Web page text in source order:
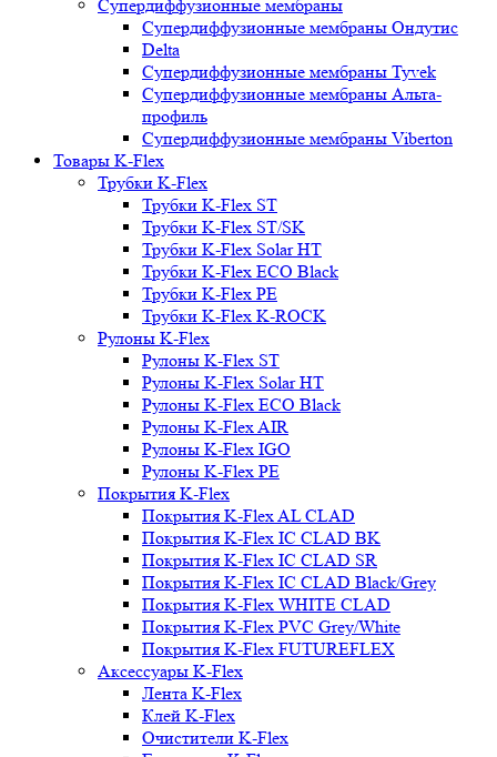
Супердиффузионные мембраны
Супердиффузионные мембраны Ондутис
Delta
Супердиффузионные мембраны Tyvek
Супердиффузионные мембраны Альта-
профиль
Супердиффузионные мембраны Viberton
Товары K-Flex
Трубки K-Flex
Трубки K-Flex ST
Трубки K-Flex ST/SK
Трубки K-Flex Solar HT
Трубки K-Flex ECO Black
Трубки K-Flex PE
Трубки K-Flex K-ROCK
Рулоны K-Flex
Рулоны K-Flex ST
Рулоны K-Flex Solar HT
Рулоны K-Flex ECO Black
Рулоны K-Flex AIR
Рулоны K-Flex IGO
Рулоны K-Flex PE
Покрытия K-Flex
Покрытия K-Flex AL CLAD
Покрытия K-Flex IC CLAD BK
Покрытия K-Flex IC CLAD SR
Покрытия K-Flex IC CLAD Black/Grey
Покрытия K-Flex WHITE CLAD
Покрытия K-Flex PVC Grey/White
Покрытия K-Flex FUTUREFLEX
Аксессуары K-Flex
Лента K-Flex
Клей K-Flex
Очистители K-Flex